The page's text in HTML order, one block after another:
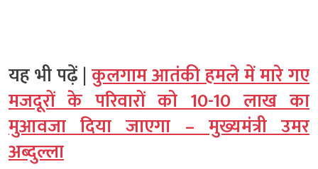
यह भी पढ़ें |कुलगाम आतंकी हमले में मारे गए
मजदूरों के परिवारों को 10-10 लाख का
मुआवजा दिया जाएगा – मुख्यमंत्री उमर
अब्दुल्ला